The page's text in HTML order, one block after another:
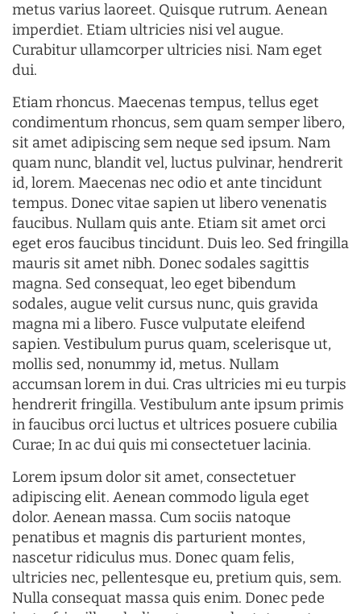
metus varius laoreet. Quisque rutrum. Aenean
imperdiet. Etiam ultricies nisi vel augue.
Curabitur ullamcorper ultricies nisi. Nam eget
dui.
Etiam rhoncus. Maecenas tempus, tellus eget
condimentum rhoncus, sem quam semper libero,
sit amet adipiscing sem neque sed ipsum. Nam
quam nunc, blandit vel, luctus pulvinar, hendrerit
id, lorem. Maecenas nec odio et ante tincidunt
tempus. Donec vitae sapien ut libero venenatis
faucibus. Nullam quis ante. Etiam sit amet orci
eget eros faucibus tincidunt. Duis leo. Sed fringilla
mauris sit amet nibh. Donec sodales sagittis
magna. Sed consequat, leo eget bibendum
sodales, augue velit cursus nunc, quis gravida
magna mi a libero. Fusce vulputate eleifend
sapien. Vestibulum purus quam, scelerisque ut,
mollis sed, nonummy id, metus. Nullam
accumsan lorem in dui. Cras ultricies mi eu turpis
hendrerit fringilla. Vestibulum ante ipsum primis
in faucibus orci luctus et ultrices posuere cubilia
Curae; In ac dui quis mi consectetuer lacinia.
Lorem ipsum dolor sit amet, consectetuer
adipiscing elit. Aenean commodo ligula eget
dolor. Aenean massa. Cum sociis natoque
penatibus et magnis dis parturient montes,
nascetur ridiculus mus. Donec quam felis,
ultricies nec, pellentesque eu, pretium quis, sem.
Nulla consequat massa quis enim. Donec pede